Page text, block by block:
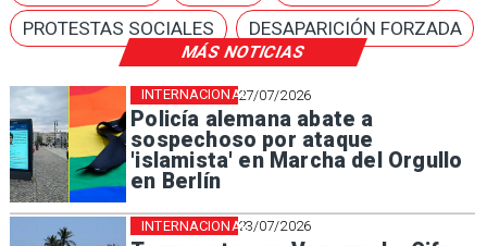
MÁS NOTICIAS
27/07/2026
Policía alemana abate a
sospechoso por ataque
'islamista' en Marcha del Orgullo
en Berlín
INTERNACIONAL
23/07/2026
INTERNACIONAL
PROTESTAS SOCIALES
DESAPARICIÓN FORZADA